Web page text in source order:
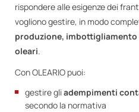
rispondere alle esigenze dei
vogliono gestire, in modo
produzione,
oleari.
Con OLEARIO puoi:
gestire gliadempimenti
secondo la normativa